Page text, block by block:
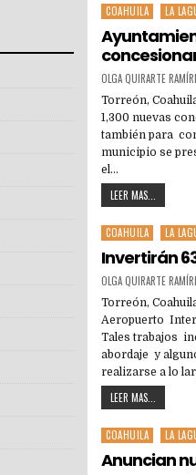
Posted
in
COAHUILA LA
OLGA QUIRARTE
Torreón,
1,300 nuevas
también para
municipio se
el…
LEER MAS...
Posted
in
COAHUILA LA
Invertirán
OLGA QUIRARTE
Torreón,
Aeropuerto
Tales trabajos
abordaje y
realizarse a lo
LEER MAS...
Posted
in
COAHUILA LA
Anuncian